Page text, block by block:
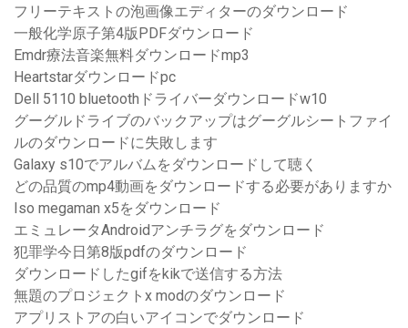
フリーテキストの泡画像エディターのダウンロード
一般化学原子第4版PDFダウンロード
Emdr療法音楽無料ダウンロードmp3
Heartstarダウンロードpc
Dell 5110 bluetoothドライバーダウンロードw10
グーグルドライブのバックアップはグーグルシートファイ
ルのダウンロードに失敗します
Galaxy s10でアルバムをダウンロードして聴く
どの品質のmp4動画をダウンロードする必要がありますか
Iso megaman x5をダウンロード
エミュレータAndroidアンチラグをダウンロード
犯罪学今日第8版pdfのダウンロード
ダウンロードしたgifをkikで送信する方法
無題のプロジェクトx modのダウンロード
アプリストアの白いアイコンでダウンロード